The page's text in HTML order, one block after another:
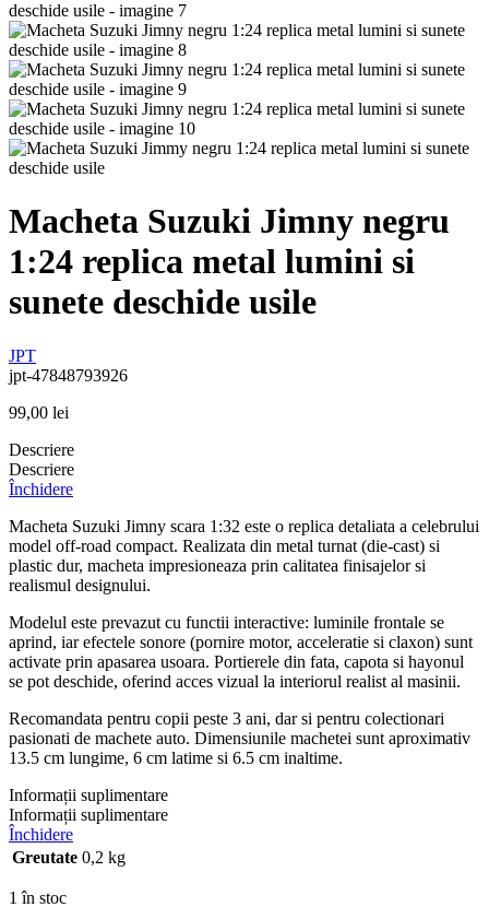
Macheta Suzuki Jimny negru
1:24 replica metal lumini si
sunete deschide usile
JPT
jpt-47848793926
99,00 lei
Descriere
Descriere
Închidere
Macheta Suzuki Jimny scara 1:32 este o replica detaliata a celebrului
model off-road compact. Realizata din metal turnat (die-cast) si
plastic dur, macheta impresioneaza prin calitatea finisajelor si
realismul designului.
Modelul este prevazut cu functii interactive: luminile frontale se
aprind, iar efectele sonore (pornire motor, acceleratie si claxon) sunt
activate prin apasarea usoara. Portierele din fata, capota si hayonul
se pot deschide, oferind acces vizual la interiorul realist al masinii.
Recomandata pentru copii peste 3 ani, dar si pentru colectionari
pasionati de machete auto. Dimensiunile machetei sunt aproximativ
13.5 cm lungime, 6 cm latime si 6.5 cm inaltime.
Informații suplimentare
Informații suplimentare
Închidere
Greutate 0,2 kg
1 în stoc